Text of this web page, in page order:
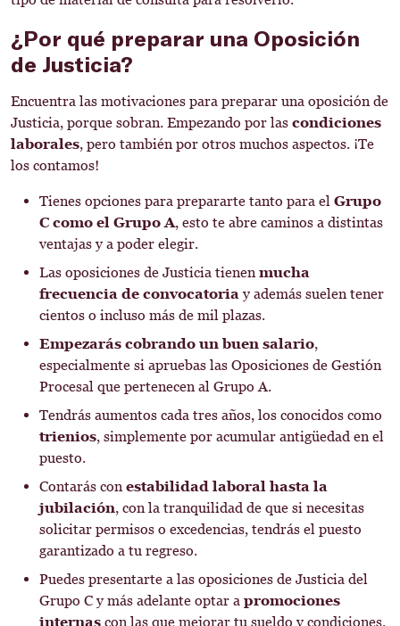
¿Por qué preparar una Oposición
de Justicia?
Encuentra las motivaciones para preparar una oposición de
Justicia, porque sobran. Empezando por las condiciones
laborales, pero también por otros muchos aspectos. ¡Te
los contamos!
Tienes opciones para prepararte tanto para el Grupo
C como el Grupo A, esto te abre caminos a distintas
ventajas y a poder elegir.
Las oposiciones de Justicia tienen mucha
frecuencia de convocatoriay además suelen tener
cientos o incluso más de mil plazas.
Empezarás cobrando un buen salario,
especialmente si apruebas las Oposiciones de Gestión
Procesal que pertenecen al Grupo A.
Tendrás aumentos cada tres años, los conocidos como
trienios, simplemente por acumular antigüedad en el
puesto.
Contarás con estabilidad laboral hasta la
jubilación, con la tranquilidad de que si necesitas
solicitar permisos o excedencias, tendrás el puesto
garantizado a tu regreso.
Puedes presentarte a las oposiciones de Justicia del
Grupo C y más adelante optar a promociones
internas con las que mejorar tu sueldo y condiciones.